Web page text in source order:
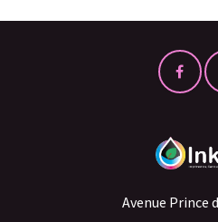
Avenue Prince